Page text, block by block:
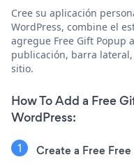
Cree su aplicación
WordPress, combine el
agregue Free Gift Popup
publicación, barra
sitio.
How To Add a Free
WordPress:
Create a Free